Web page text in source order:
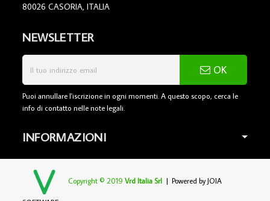
80026 CASORIA, ITALIA
NEWSLETTER
OK
Puoi annullare l'iscrizione in ogni momenti. A questo scopo, cerca le
info di contatto nelle note legali.
INFORMAZIONI
Copyright © 2019Vrd Italia Srl | Powered byJOIA